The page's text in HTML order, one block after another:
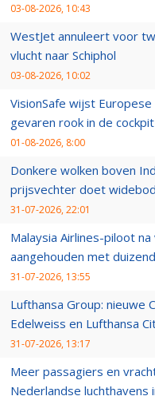
03-08-2026, 10:43
WestJet annuleert voor
vlucht naar Schiphol
03-08-2026, 10:02
VisionSafe wijst Europese
gevaren rook in de cockpit
01-08-2026, 8:00
Donkere wolken boven
prijsvechter doet
31-07-2026, 22:01
Malaysia Airlines-piloot na
aangehouden met
31-07-2026, 13:55
Lufthansa Group: nieuwe
Edelweiss en Lufthansa
31-07-2026, 13:17
Meer passagiers en
Nederlandse luchthavens